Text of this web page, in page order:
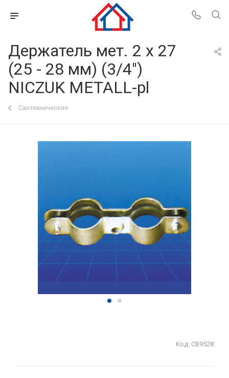
Держатель мет. 2 х 27
(25 - 28 мм) (3/4")
NICZUK METALL-pl
Сантехнические
Код: СВ9528